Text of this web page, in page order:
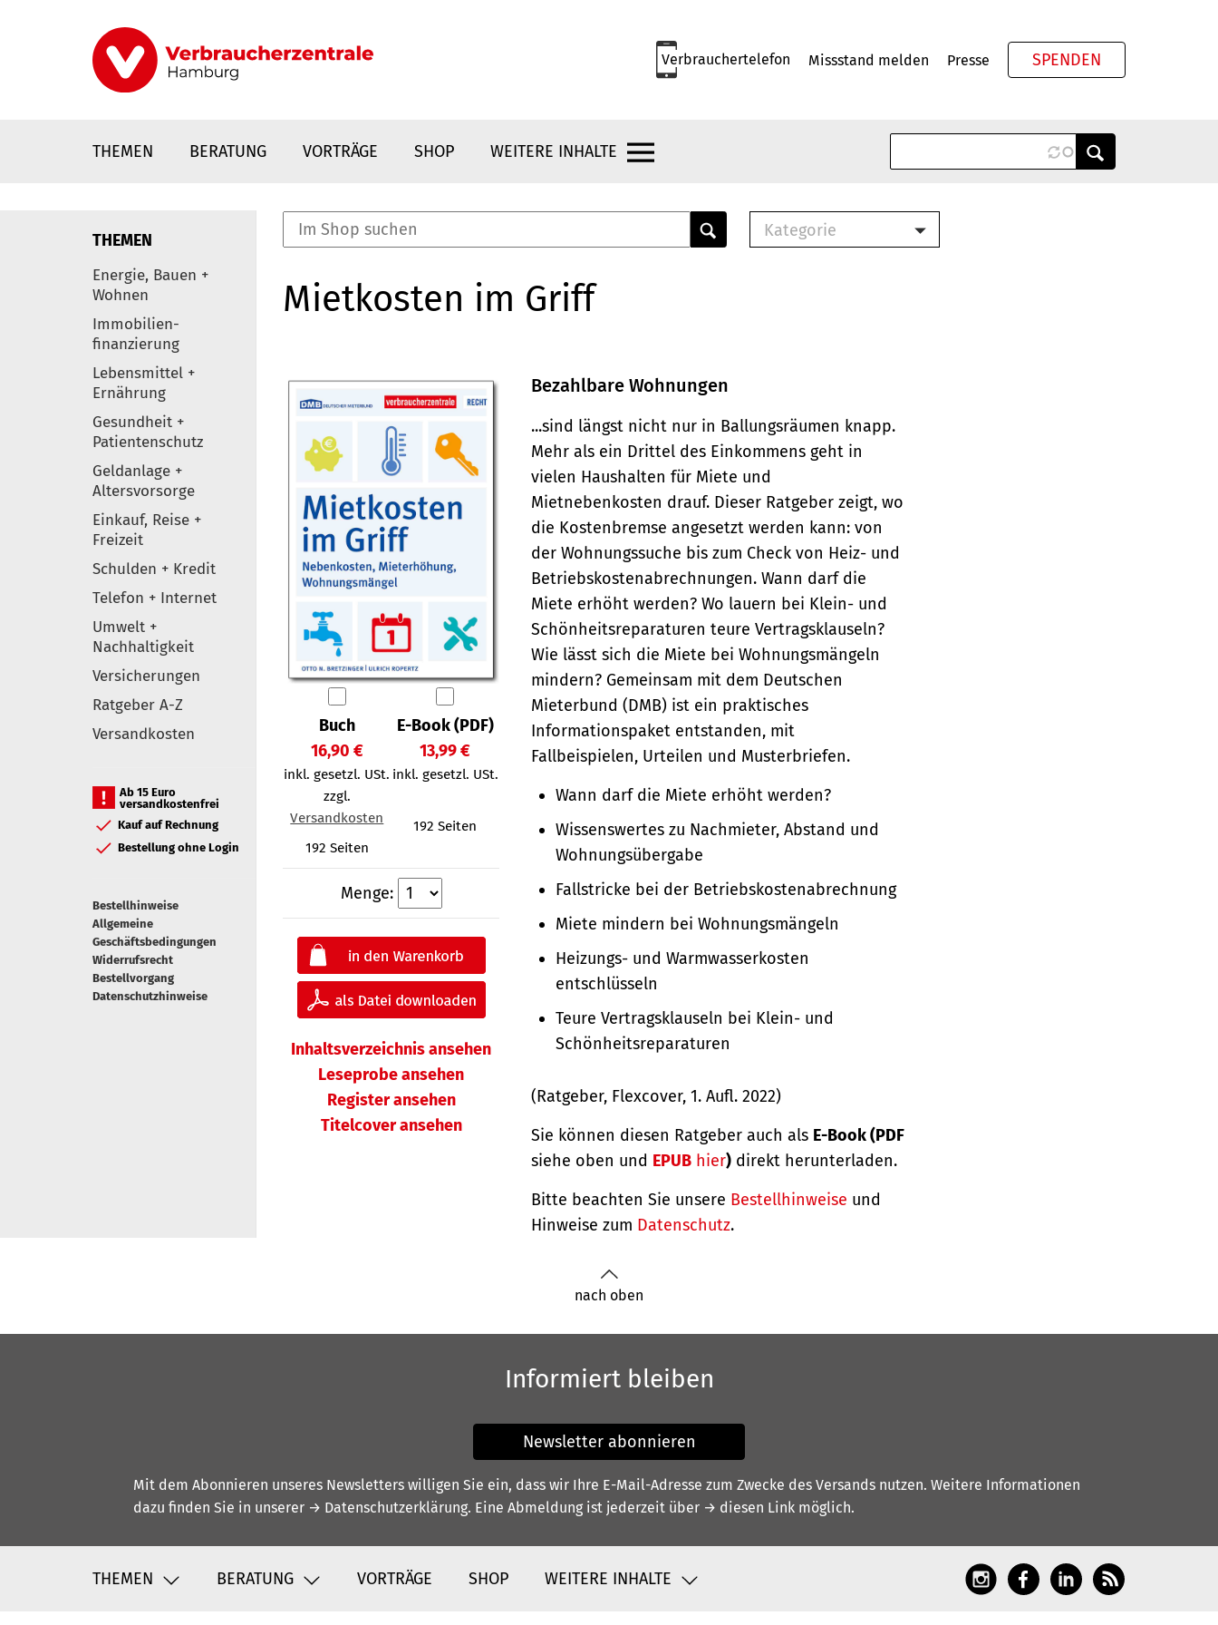
Verbrauchertelefon Missstand melden Presse SPENDEN
THEMEN BERATUNG VORTRÄGE SHOP WEITERE INHALTE
Elemente
THEMEN
Energie, Bauen +
Wohnen
Immobilien-
finanzierung
Lebensmittel +
Ernährung
Gesundheit +
Patientenschutz
Geldanlage +
Altersvorsorge
Einkauf, Reise +
Freizeit
Schulden + Kredit
Telefon + Internet
Umwelt +
Nachhaltigkeit
Versicherungen
Ratgeber A-Z
Versandkosten
Ab 15 Euro
versandkostenfrei
Kauf auf Rechnung
Bestellung ohne Login
Bestellhinweise
Allgemeine
Geschäftsbedingungen
Widerrufsrecht
Bestellvorgang
Datenschutzhinweise
Kategorie
Mietkosten im Griff
Buch
16,90 €
inkl. gesetzl. USt.
zzgl.
Versandkosten
192 Seiten
E-Book (PDF)
13,99 €
inkl. gesetzl. USt.
192 Seiten
Menge:
Inhaltsverzeichnis ansehen
Leseprobe ansehen
Register ansehen
Titelcover ansehen
Bezahlbare Wohnungen
...sind längst nicht nur in Ballungsräumen knapp.
Mehr als ein Drittel des Einkommens geht in
vielen Haushalten für Miete und
Mietnebenkosten drauf. Dieser Ratgeber zeigt, wo
die Kostenbremse angesetzt werden kann: von
der Wohnungssuche bis zum Check von Heiz- und
Betriebskostenabrechnungen. Wann darf die
Miete erhöht werden? Wo lauern bei Klein- und
Schönheitsreparaturen teure Vertragsklauseln?
Wie lässt sich die Miete bei Wohnungsmängeln
mindern? Gemeinsam mit dem Deutschen
Mieterbund (DMB) ist ein praktisches
Informationspaket entstanden, mit
Fallbeispielen, Urteilen und Musterbriefen.
Wann darf die Miete erhöht werden?
Wissenswertes zu Nachmieter, Abstand und
Wohnungsübergabe
Fallstricke bei der Betriebskostenabrechnung
Miete mindern bei Wohnungsmängeln
Heizungs- und Warmwasserkosten
entschlüsseln
Teure Vertragsklauseln bei Klein- und
Schönheitsreparaturen
(Ratgeber, Flexcover, 1. Aufl. 2022)
Sie können diesen Ratgeber auch als E-Book (PDF
siehe oben und EPUB hier) direkt herunterladen.
Bitte beachten Sie unsere Bestellhinweise und
Hinweise zum Datenschutz.
nach oben
Informiert bleiben
Newsletter abonnieren
Mit dem Abonnieren unseres Newsletters willigen Sie ein, dass wir Ihre E-Mail-Adresse zum Zwecke des Versands nutzen. Weitere Informationen
dazu finden Sie in unserer → Datenschutzerklärung. Eine Abmeldung ist jederzeit über → diesen Link möglich.
THEMEN BERATUNG VORTRÄGE SHOP WEITERE INHALTE